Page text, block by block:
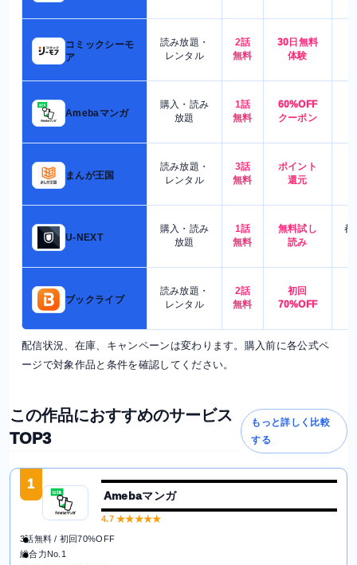
コミックシーモ
ア
読み放題・
レンタル
2話
無料
30日無料
体験
Amebaマンガ
購入・読み
放題
1話
無料
60%OFF
クーポン
まんが王国
読み放題・
レンタル
3話
無料
ポイント
還元
U-NEXT
購入・読み
放題
1話
無料
無料試し
読み
都
ブックライブ
読み放題・
レンタル
2話
無料
初回
70%OFF
配信状況、在庫、キャンペーンは変わります。購入前に各公式ペ
ージで対象作品と条件を確認してください。
この作品におすすめのサービス
TOP3
もっと詳しく比較
する
1
Amebaマンガ
4.7★★★★★
3話無料 / 初回70%OFF
総合力No.1